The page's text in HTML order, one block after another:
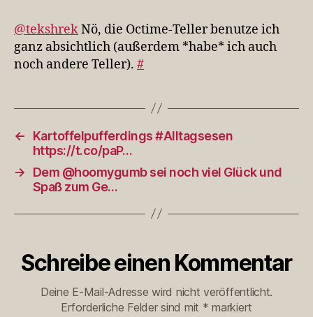
Teller
benutze
@tekshrekNö, die Octime-Teller benutze ich
ganz absichtlich (außerdem *habe* ich auch
noch andere Teller). #
←
Kartoffelpufferdings #Alltagsesen
https://t.co/paP…
→
Dem @hoomygumb sei noch viel Glück und
Spaß zum Ge…
Schreibe einen Kommentar
Deine E-Mail-Adresse wird nicht veröffentlicht.
Erforderliche Felder sind mit * markiert